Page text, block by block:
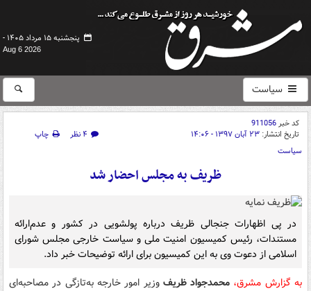
پنجشنبه ۱۵ مرداد ۱۴۰۵ -
Aug 6 2026
سیاست
کد خبر911056
تاریخ انتشار: ۲۳ آبان ۱۳۹۷ - ۱۴:۰۶ ۴ نظر
چاپ
سیاست
ظریف به مجلس احضار شد
در پی اظهارات جنجالی ظریف درباره پولشویی در کشور و عدم‌ارائه
مستندات، رئیس کمیسیون امنیت ملی و سیاست خارجی مجلس شورای
اسلامی از دعوت وی به این کمیسیون برای ارائه توضیحات خبر داد.
به گزارش مشرق، محمدجواد ظریفوزیر امور خارجه به‌تازگی در مصاحبه‌ای